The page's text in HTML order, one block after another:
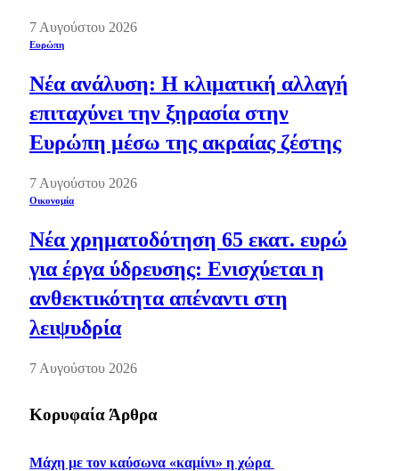
7 Αυγούστου 2026
Ευρώπη
Νέα ανάλυση: Η κλιματική αλλαγή
επιταχύνει την ξηρασία στην
Ευρώπη μέσω της ακραίας ζέστης
7 Αυγούστου 2026
Οικονομία
Νέα χρηματοδότηση 65 εκατ. ευρώ
για έργα ύδρευσης: Ενισχύεται η
ανθεκτικότητα απέναντι στη
λειψυδρία
7 Αυγούστου 2026
Κορυφαία Άρθρα
Μάχη με τον καύσωνα «καμίνι» η χώρα